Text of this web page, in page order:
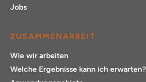
Jobs
ZUSAMMENARBEIT
Wie wir arbeiten
Welche Ergebnisse kann ich erwarten?